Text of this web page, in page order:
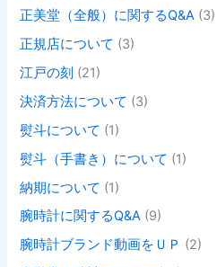
正美堂（全般）に関するQ&A (3)
正規店について (3)
江戸の刻 (21)
決済方法について (3)
熨斗について (1)
熨斗（手書き）について (1)
納期について (1)
腕時計に関するQ&A (9)
腕時計ブランド動画をＵＰ (2)